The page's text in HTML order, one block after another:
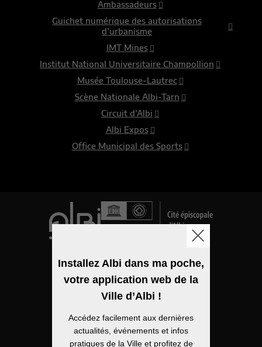
Ambassadeurs
Guichet numérique des autorisations
d’urbanisme
IMT Mines
Institut National Universitaire Champollion
Musée Toulouse-Lautrec
Scène Nationale Albi-Tarn
Circuit d’Albi
Albi Expos
Office Municipal des Sports
Mentions légales
Politique de confidentialité
Installez Albi dans ma poche,
votre application web de la
Ville d’Albi !
Accédez facilement aux dernières
actualités, événements et infos
pratiques de la Ville et profitez de